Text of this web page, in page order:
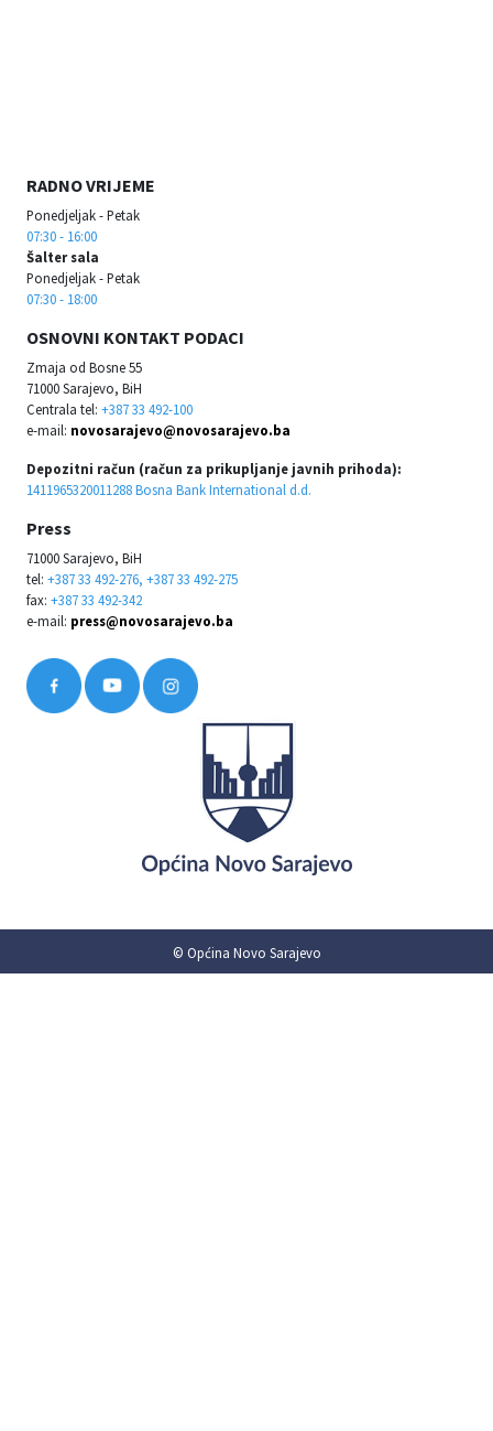
RADNO VRIJEME
Ponedjeljak - Petak
07:30 - 16:00
Šalter sala
Ponedjeljak - Petak
07:30 - 18:00
OSNOVNI KONTAKT PODACI
Zmaja od Bosne 55
71000 Sarajevo, BiH
Centrala tel: +387 33 492-100
e-mail: novosarajevo@novosarajevo.ba
Depozitni račun (račun za prikupljanje javnih prihoda):
1411965320011288 Bosna Bank International d.d.
Press
71000 Sarajevo, BiH
tel: +387 33 492-276, +387 33 492-275
fax: +387 33 492-342
e-mail: press@novosarajevo.ba
© Općina Novo Sarajevo